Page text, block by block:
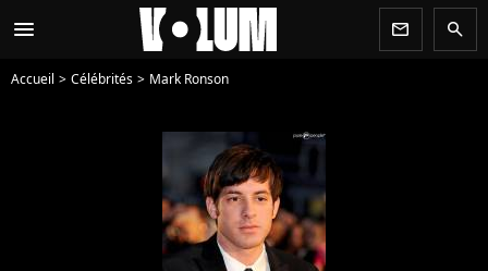
menu newsletter search
Accueil Célébrités Mark Ronson